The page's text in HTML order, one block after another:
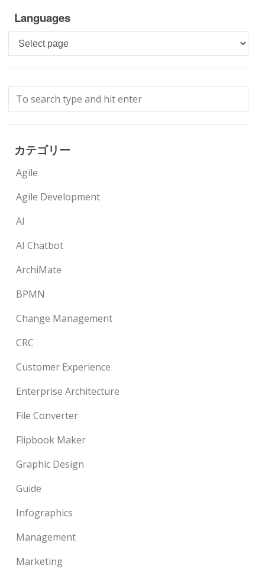
Languages
Languages
カテゴリー
Agile
Agile Development
AI
AI Chatbot
ArchiMate
BPMN
Change Management
CRC
Customer Experience
Enterprise Architecture
File Converter
Flipbook Maker
Graphic Design
Guide
Infographics
Management
Marketing